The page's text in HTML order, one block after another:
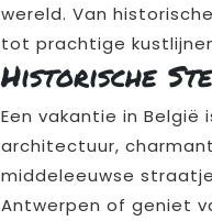
wereld. Van
tot prachtige
Historische
Een vakantie in
architectuur,
middeleeuwse
Antwerpen of geniet